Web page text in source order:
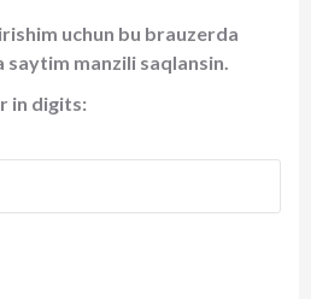
uchun bu brauzerda
saytim manzili saqlansin.
in digits: